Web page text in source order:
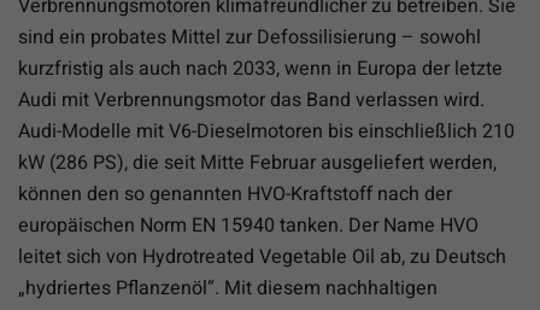
sind ein probates Mittel zur Defossilisierung – sowohl
kurzfristig als auch nach 2033, wenn in Europa der letzte
Audi mit Verbrennungsmotor das Band verlassen wird.
Audi-Modelle mit V6-Dieselmotoren bis einschließlich 210
kW (286 PS), die seit Mitte Februar ausgeliefert werden,
können den so genannten HVO-Kraftstoff nach der
europäischen Norm EN 15940 tanken. Der Name HVO
leitet sich von Hydrotreated Vegetable Oil ab, zu Deutsch
„hydriertes Pflanzenöl“. Mit diesem nachhaltigen